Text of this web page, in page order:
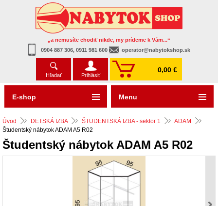
„a nemusíte chodiť nikde, my prídeme k Vám...“
0904 887 306, 0911 981 600
operator@nabytokshop.sk
Hľadať Prihlásiť
0,00 €
Úvod DETSKÁ IZBA ŠTUDENTSKÁ IZBA - sektor 1
ADAM
Študentský nábytok ADAM A5 R02
Študentský nábytok ADAM A5 R02
E-shop Menu